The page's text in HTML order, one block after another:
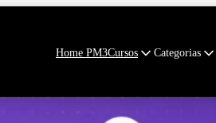
Home PM3Cursos Categorias